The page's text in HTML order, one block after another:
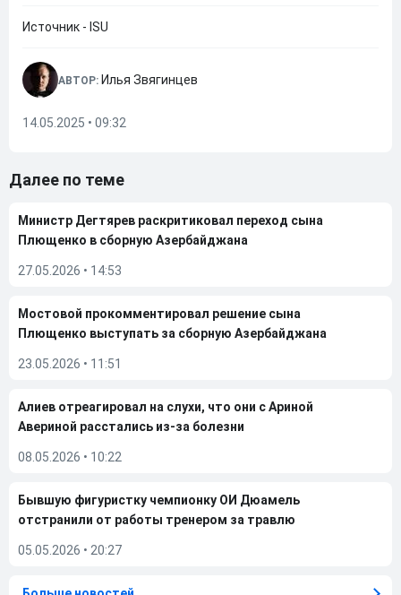
Источник - ISU
АВТОР: Илья Звягинцев
14.05.2025 • 09:32
Далее по теме
Министр Дегтярев раскритиковал переход сына
Плющенко в сборную Азербайджана
27.05.2026 • 14:53
Мостовой прокомментировал решение сына
Плющенко выступать за сборную Азербайджана
23.05.2026 • 11:51
Алиев отреагировал на слухи, что они с Ариной
Авериной расстались из-за болезни
08.05.2026 • 10:22
Бывшую фигуристку чемпионку ОИ Дюамель
отстранили от работы тренером за травлю
05.05.2026 • 20:27